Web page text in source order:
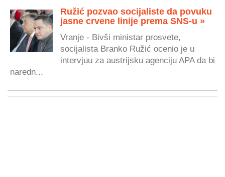
Ružić pozvao socijaliste da povuku
jasne crvene linije prema SNS-u »
Vranje - Bivši ministar prosvete,
socijalista Branko Ružić ocenio je u
intervjuu za austrijsku agenciju APA da bi
naredn...